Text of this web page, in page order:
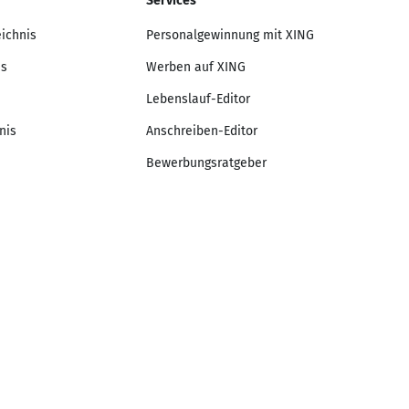
Personalgewinnung mit XING
Werben auf XING
Lebenslauf-Editor
Anschreiben-Editor
Bewerbungsratgeber